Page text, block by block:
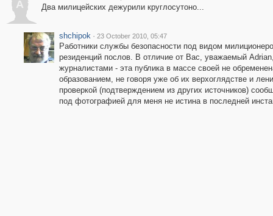
A Два милицейских дежурили круглосутоно...
shchipok · 23 October 2010, 05:47
Работники службы безопасности под видом
резиденций послов. В отличие от Вас, уважаемый
журналистами - эта публика в массе своей не
образованием, не говоря уже об их верхоглядстве и
проверкой (подтверждением из других источников)
под фотографией для меня не истина в последней